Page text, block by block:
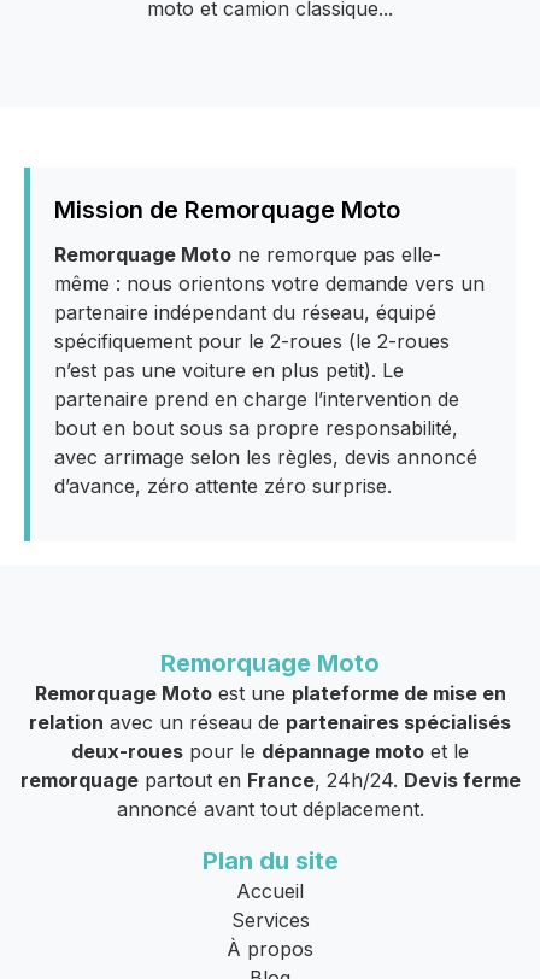
moto et camion classique...
Mission de Remorquage Moto
Remorquage Moto ne remorque pas elle-
même : nous orientons votre demande vers un
partenaire indépendant du réseau, équipé
spécifiquement pour le 2-roues (le 2-roues
n’est pas une voiture en plus petit). Le
partenaire prend en charge l’intervention de
bout en bout sous sa propre responsabilité,
avec arrimage selon les règles, devis annoncé
d’avance, zéro attente zéro surprise.
Remorquage Moto
Remorquage Motoest une plateforme de mise en
relation avec un réseau de partenaires spécialisés
deux-roues pour le dépannage moto et le
remorquagepartout en France, 24h/24. Devis ferme
annoncé avant tout déplacement.
Plan du site
Accueil
Services
À propos